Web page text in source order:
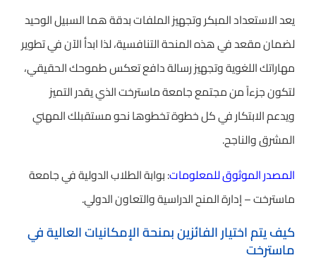
يعد الاستعداد المبكر وتجهيز الملفات بدقة هما السبيل الوحيد
لضمان مقعد في هذه المنحة التنافسية، لذا ابدأ الآن في تطوير
مهاراتك اللغوية وتجهيز رسالة دافع تعكس طموحك الحقيقي،
لتكون جزءاً من مجتمع جامعة ماسترخت الذي يقدر التميز
ويدعم الابتكار في كل خطوة تخطوها نحو مستقبلك المهني
المشرق والناجح.
المصدر الموثوق للمعلومات: بوابة الطلاب الدولية في جامعة
ماسترخت – إدارة المنح الدراسية والتعاون الدولي.
كيف يتم اختيار الفائزين بمنحة الإمكانيات العالية في
ماسترخت